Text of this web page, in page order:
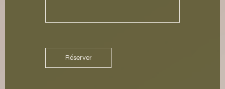
Réserver